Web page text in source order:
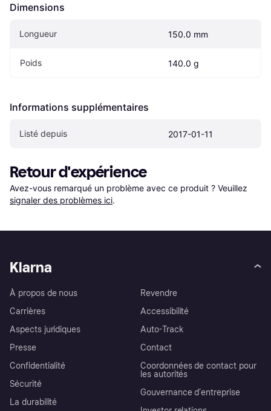
Dimensions
Longueur 150.0 mm
Poids 140.0 g
Informations supplémentaires
Listé depuis 2017-01-11
Retour d'expérience
Avez-vous remarqué un problème avec ce produit ? Veuillez
signaler des problèmes ici.
Klarna
À propos de nous
Carrières
Aspects juridiques
Presse
Confidentialité
Sécurité
La durabilité
Revendre
Accessibilité
Auto-Track
Contact
Coordonnées de contact pour
les autorités
Gouvernance d’entreprise